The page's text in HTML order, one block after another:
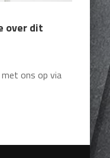
over dit
ons op via